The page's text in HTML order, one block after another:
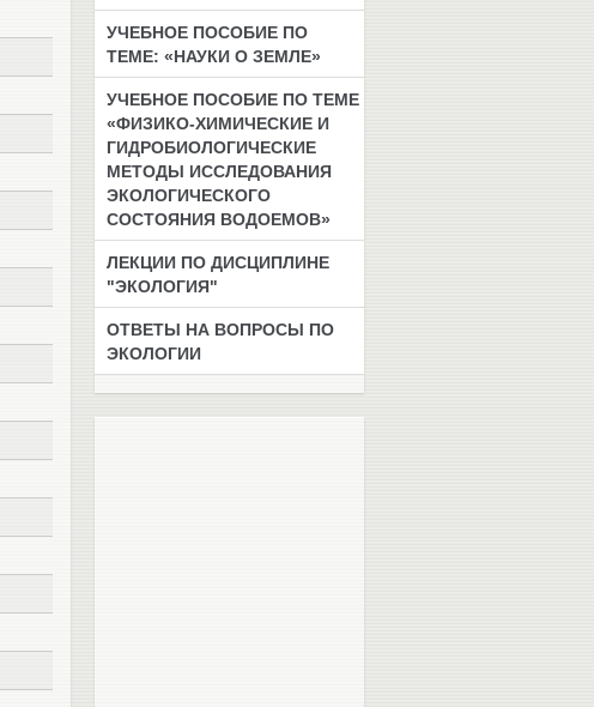
УЧЕБНОЕ ПОСОБИЕ ПО
ТЕМЕ: «НАУКИ О ЗЕМЛЕ»
УЧЕБНОЕ ПОСОБИЕ ПО ТЕМЕ
«ФИЗИКО-ХИМИЧЕСКИЕ И
ГИДРОБИОЛОГИЧЕСКИЕ
МЕТОДЫ ИССЛЕДОВАНИЯ
ЭКОЛОГИЧЕСКОГО
СОСТОЯНИЯ ВОДОЕМОВ»
ЛЕКЦИИ ПО ДИСЦИПЛИНЕ
"ЭКОЛОГИЯ"
ОТВЕТЫ НА ВОПРОСЫ ПО
ЭКОЛОГИИ